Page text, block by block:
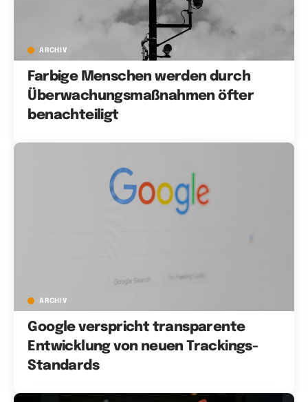
ARCHIV
Farbige Menschen werden durch
Überwachungsmaßnahmen öfter
benachteiligt
ARCHIV
Google verspricht transparente
Entwicklung von neuen Trackings-
Standards